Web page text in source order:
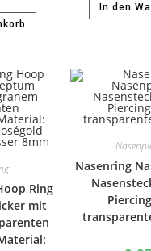
In den
Ring
mit
Nasenring